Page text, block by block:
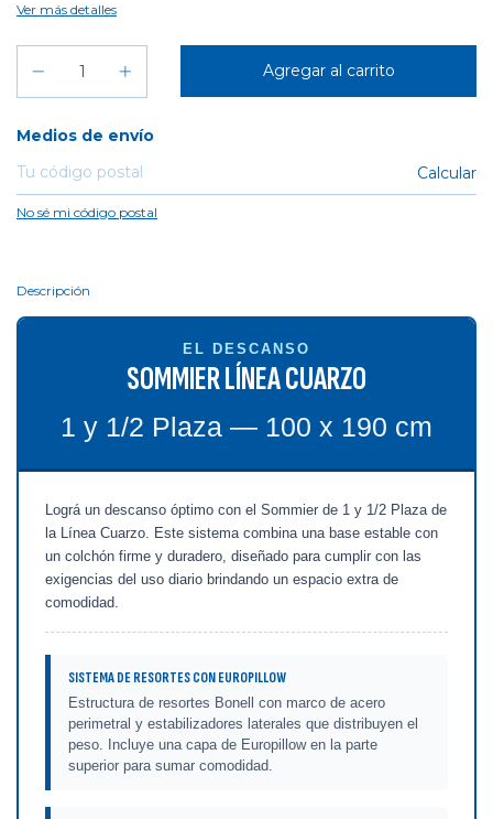
Ver más detalles
Entregas para el CP:
Medios de envío
Calcular
No sé mi código postal
Descripción
EL DESCANSO
SOMMIER LÍNEA CUARZO
1 y 1/2 Plaza — 100 x 190 cm
Lográ un descanso óptimo con el Sommier de 1 y 1/2 Plaza de
la Línea Cuarzo. Este sistema combina una base estable con
un colchón firme y duradero, diseñado para cumplir con las
exigencias del uso diario brindando un espacio extra de
comodidad.
SISTEMA DE RESORTES CON EUROPILLOW
Estructura de resortes Bonell con marco de acero
perimetral y estabilizadores laterales que distribuyen el
peso. Incluye una capa de Europillow en la parte
superior para sumar comodidad.